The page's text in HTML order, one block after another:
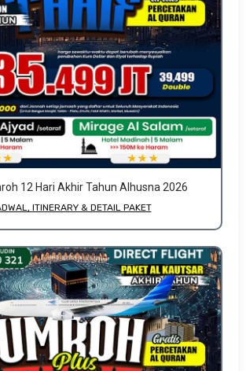
12 Hari Akhir Tahun Alhusna 2026
ITINERARY & DETAIL PAKET